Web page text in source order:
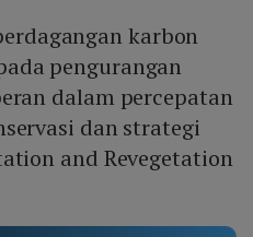
karbon
pengurangan
dalam percepatan
dan strategi
and Revegetation